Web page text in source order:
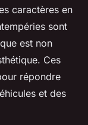
caractères en
sont
est non
Ces
répondre
et des